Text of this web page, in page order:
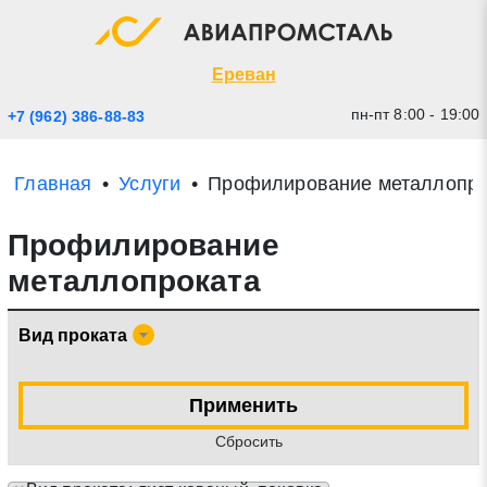
Ереван
+7 (962) 386-88-83 пн-пт 8:00 - 19:00
Главная Услуги Профилирование
Профилирование
металлопроката
Вид проката
Применить
Cбросить
Экспресс заявка
Прикрепить файл (до 20 mb)
Отправить заявку